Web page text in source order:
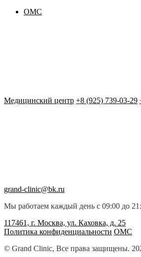
ОМС
Медицинский центр +8 (925) 739-03-29
grand-clinic@bk.ru
Мы работаем каждый день с 09:00 до
117461, г. Москва, ул. Каховка, д. 25
Политика конфиденциальности ОМС
© Grand Clinic, Все права защищены.